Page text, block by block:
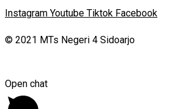
Instagram Youtube Tiktok Facebook
© 2021 MTs Negeri 4 Sidoarjo
Open chat